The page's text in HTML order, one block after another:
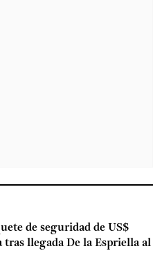
de seguridad de US$
llegada De la Espriella al